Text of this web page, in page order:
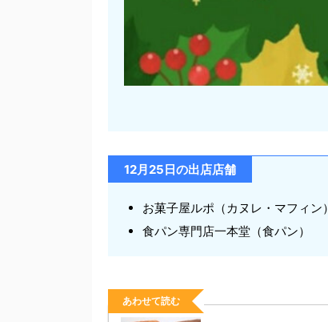
12月25日の出店店舗
お菓子屋ルポ（カヌレ・マフィン）
食パン専門店一本堂（食パン）
あわせて読む